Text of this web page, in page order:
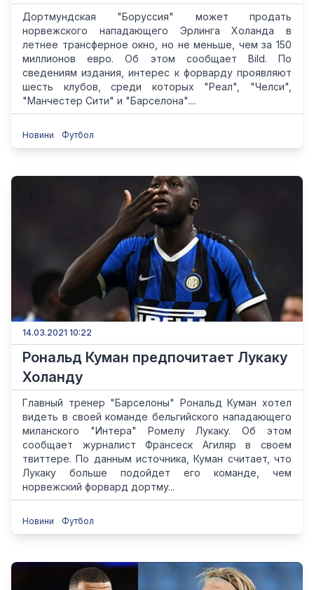
Дортмундская "Боруссия" может продать
норвежского нападающего Эрлинга Холанда в
летнее трансферное окно, но не меньше, чем за 150
миллионов евро. Об этом сообщает Bild. По
сведениям издания, интерес к форварду проявляют
шесть клубов, среди которых "Реал", "Челси",
"Манчестер Сити" и "Барселона"....
Новини Футбол
14.03.2021 10:22
Рональд Куман предпочитает Лукаку
Холанду
Главный тренер "Барселоны" Рональд Куман хотел
видеть в своей команде бельгийского нападающего
миланского "Интера" Ромелу Лукаку. Об этом
сообщает журналист Франсеск Агиляр в своем
твиттере. По данным источника, Куман считает, что
Лукаку больше подойдет его команде, чем
норвежский форвард дортму...
Новини Футбол